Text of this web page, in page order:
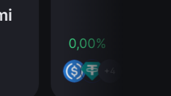
0,00%
+4